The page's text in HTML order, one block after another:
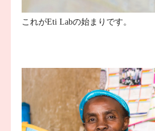
これがEti Labの始まりです。